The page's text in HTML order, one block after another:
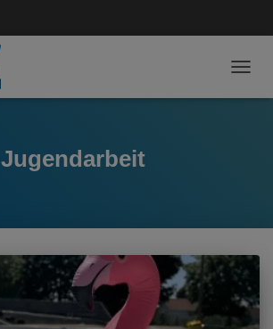
Jugendarbeit